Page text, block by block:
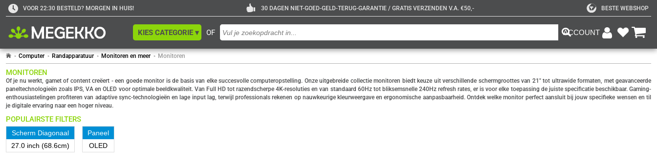
VOOR 22:30 BESTELD? MORGEN IN HUIS! 30 DAGEN NIET-GOED-GELD-TERUG-GARANTIE / GRATIS VERZENDEN V.A. €50,- BESTE WEBSHOP
OF
KIES CATEGORIE ▾ ACCOUNT
Computer Randapparatuur Monitoren en meer Monitoren
POPULAIRSTE FILTERS
Scherm Diagonaal
27.0 inch (68.6cm)
Paneel
OLED
MONITOREN
Of je nu werkt, gamet of content creëert - een goede monitor is de basis van elke succesvolle computeropstelling. Onze uitgebreide collectie monitoren biedt keuze uit verschillende schermgroottes van 21" tot ultrawide formaten, met geavanceerde
paneltechnologieën zoals IPS, VA en OLED voor optimale beeldkwaliteit. Van Full HD tot razendscherpe 4K-resoluties en van standaard 60Hz tot bliksemsnelle 240Hz refresh rates, er is voor elke toepassing de juiste specificatie beschikbaar. Gaming-
enthousiastelingen profiteren van adaptive sync-technologieën en lage input lag, terwijl professionals rekenen op nauwkeurige kleurweergave en ergonomische aanpasbaarheid. Ontdek welke monitor perfect aansluit bij jouw specifieke wensen en til
je digitale ervaring naar een hoger niveau.